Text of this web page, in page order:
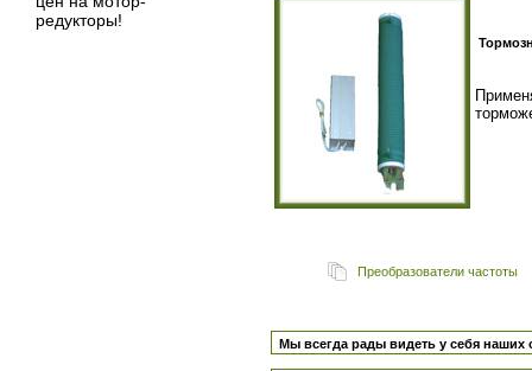
редукторы!
Преобразователи частоты
Мы всегда рады видеть у себя